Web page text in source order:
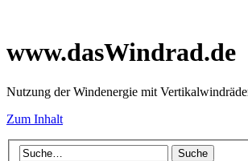
www.dasWindrad.de
Nutzung der Windenergie mit
Zum Inhalt